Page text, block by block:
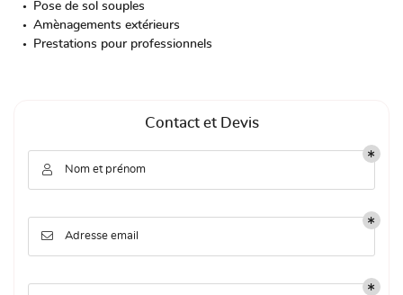
Pose de sol souples
Amènagements extérieurs
Prestations pour professionnels
Contact et Devis
 Nom et prénom
 Adresse email